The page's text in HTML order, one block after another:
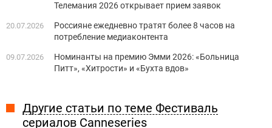
Телемания 2026 открывает прием заявок
20.07.2026
Россияне ежедневно тратят более 8 часов на
потребление медиаконтента
09.07.2026
Номинанты на премию Эмми 2026: «Больница
Питт», «Хитрости» и «Бухта вдов»
Другие статьи по теме Фестиваль
сериалов Canneseries